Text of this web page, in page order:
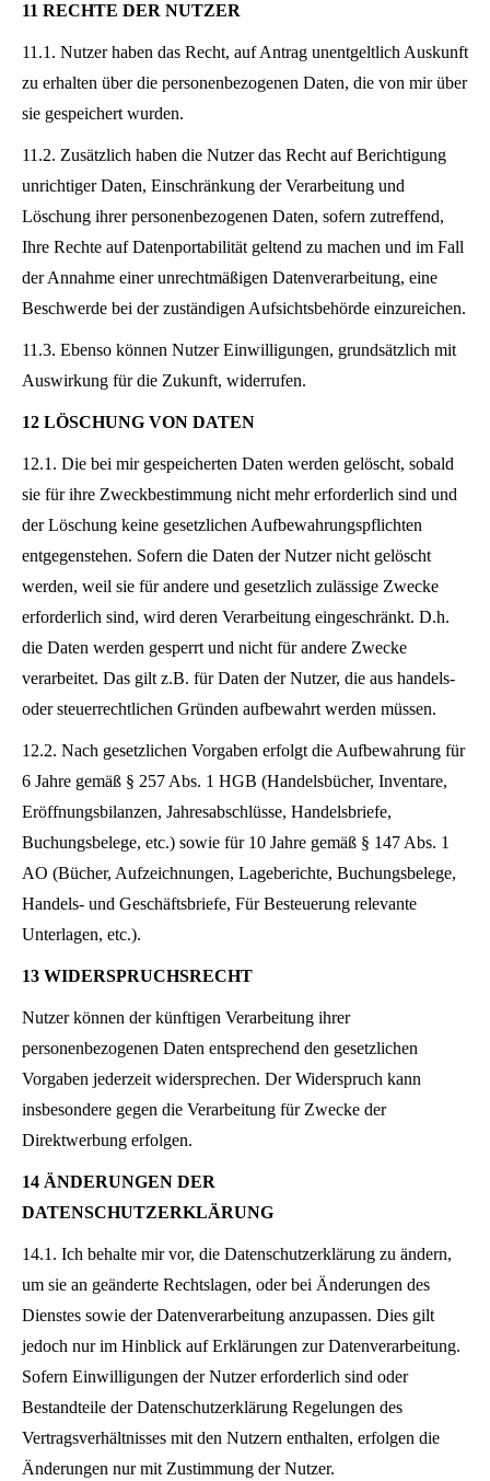
11 RECHTE DER NUTZER
11.1. Nutzer haben das Recht, auf Antrag unentgeltlich Auskunft
zu erhalten über die personenbezogenen Daten, die von mir über
sie gespeichert wurden.
11.2. Zusätzlich haben die Nutzer das Recht auf Berichtigung
unrichtiger Daten, Einschränkung der Verarbeitung und
Löschung ihrer personenbezogenen Daten, sofern zutreffend,
Ihre Rechte auf Datenportabilität geltend zu machen und im Fall
der Annahme einer unrechtmäßigen Datenverarbeitung, eine
Beschwerde bei der zuständigen Aufsichtsbehörde einzureichen.
11.3. Ebenso können Nutzer Einwilligungen, grundsätzlich mit
Auswirkung für die Zukunft, widerrufen.
12 LÖSCHUNG VON DATEN
12.1. Die bei mir gespeicherten Daten werden gelöscht, sobald
sie für ihre Zweckbestimmung nicht mehr erforderlich sind und
der Löschung keine gesetzlichen Aufbewahrungspflichten
entgegenstehen. Sofern die Daten der Nutzer nicht gelöscht
werden, weil sie für andere und gesetzlich zulässige Zwecke
erforderlich sind, wird deren Verarbeitung eingeschränkt. D.h.
die Daten werden gesperrt und nicht für andere Zwecke
verarbeitet. Das gilt z.B. für Daten der Nutzer, die aus handels-
oder steuerrechtlichen Gründen aufbewahrt werden müssen.
12.2. Nach gesetzlichen Vorgaben erfolgt die Aufbewahrung für
6 Jahre gemäß § 257 Abs. 1 HGB (Handelsbücher, Inventare,
Eröffnungsbilanzen, Jahresabschlüsse, Handelsbriefe,
Buchungsbelege, etc.) sowie für 10 Jahre gemäß § 147 Abs. 1
AO (Bücher, Aufzeichnungen, Lageberichte, Buchungsbelege,
Handels- und Geschäftsbriefe, Für Besteuerung relevante
Unterlagen, etc.).
13 WIDERSPRUCHSRECHT
Nutzer können der künftigen Verarbeitung ihrer
personenbezogenen Daten entsprechend den gesetzlichen
Vorgaben jederzeit widersprechen. Der Widerspruch kann
insbesondere gegen die Verarbeitung für Zwecke der
Direktwerbung erfolgen.
14 ÄNDERUNGEN DER
DATENSCHUTZERKLÄRUNG
14.1. Ich behalte mir vor, die Datenschutzerklärung zu ändern,
um sie an geänderte Rechtslagen, oder bei Änderungen des
Dienstes sowie der Datenverarbeitung anzupassen. Dies gilt
jedoch nur im Hinblick auf Erklärungen zur Datenverarbeitung.
Sofern Einwilligungen der Nutzer erforderlich sind oder
Bestandteile der Datenschutzerklärung Regelungen des
Vertragsverhältnisses mit den Nutzern enthalten, erfolgen die
Änderungen nur mit Zustimmung der Nutzer.